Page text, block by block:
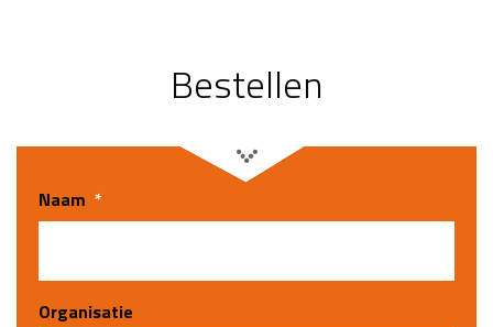
Bestellen
Naam *
Organisatie